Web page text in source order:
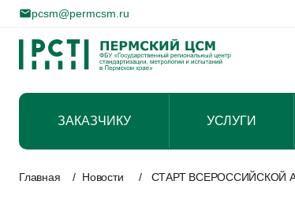
pcsm@permcsm.ru
ЗАКАЗЧИКУ УСЛУГИ
Главная / Новости / СТАРТ ВСЕРОССИЙСКОЙ